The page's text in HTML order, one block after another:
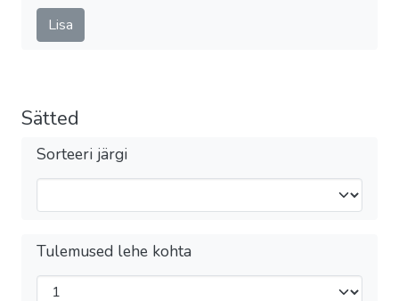
Esita
Lisa
Sätted
Sorteeri järgi
Tulemused lehe kohta